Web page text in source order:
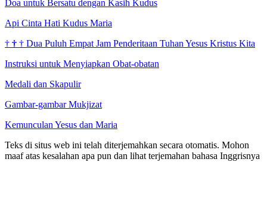
Doa untuk Bersatu dengan Kasih Kudus
Api Cinta Hati Kudus Maria
† † † Dua Puluh Empat Jam Penderitaan Tuhan Yesus Kristus Kita
Instruksi untuk Menyiapkan Obat-obatan
Medali dan Skapulir
Gambar-gambar Mukjizat
Kemunculan Yesus dan Maria
Teks di situs web ini telah diterjemahkan secara otomatis. Mohon
maaf atas kesalahan apa pun dan lihat terjemahan bahasa Inggrisnya